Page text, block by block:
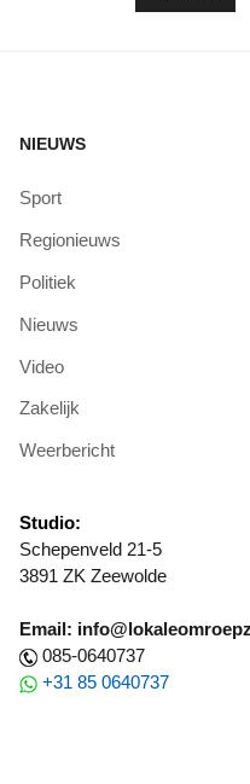
NIEUWS
Sport
Regionieuws
Politiek
Nieuws
Video
Zakelijk
Weerbericht
Studio:
Schepenveld 21-5
3891 ZK Zeewolde
Email:
085-0640737
+31 85 0640737